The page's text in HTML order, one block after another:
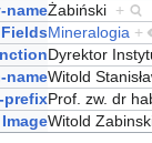
nameŻabiński +
FieldsMineralogia +
Dyrektor
nameWitold
prefixProf. zw. dr
ImageWitold